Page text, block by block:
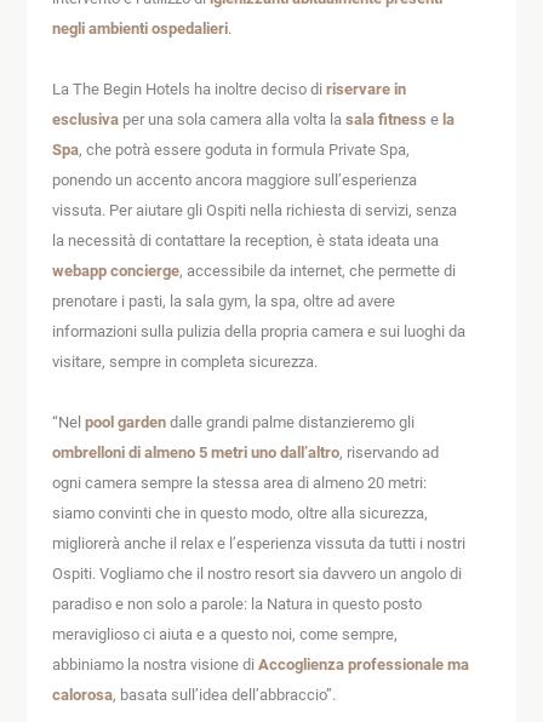
negli ambienti ospedalieri.
La The Begin Hotels ha inoltre deciso di riservare in
esclusivaper una sola camera alla volta la sala fitness e la
Spa, che potrà essere goduta in formula Private Spa,
ponendo un accento ancora maggiore sull’esperienza
vissuta. Per aiutare gli Ospiti nella richiesta di servizi, senza
la necessità di contattare la reception, è stata ideata una
webapp concierge, accessibile da internet, che permette di
prenotare i pasti, la sala gym, la spa, oltre ad avere
informazioni sulla pulizia della propria camera e sui luoghi da
visitare, sempre in completa sicurezza.
“Nel pool gardendalle grandi palme distanzieremo gli
ombrelloni di almeno 5 metri uno dall’altro, riservando ad
ogni camera sempre la stessa area di almeno 20 metri:
siamo convinti che in questo modo, oltre alla sicurezza,
migliorerà anche il relax e l’esperienza vissuta da tutti i nostri
Ospiti. Vogliamo che il nostro resort sia davvero un angolo di
paradiso e non solo a parole: la Natura in questo posto
meraviglioso ci aiuta e a questo noi, come sempre,
abbiniamo la nostra visione di Accoglienza professionale ma
calorosa, basata sull’idea dell’abbraccio”.